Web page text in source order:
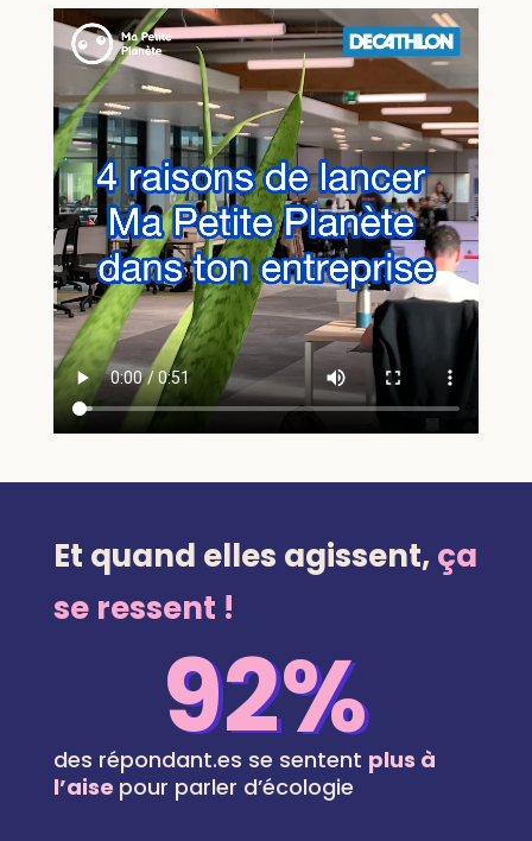
Et quand elles agissent,ça
se ressent !
92%
des répondant.es se sentent plus à
l’aise pour parler d’écologie